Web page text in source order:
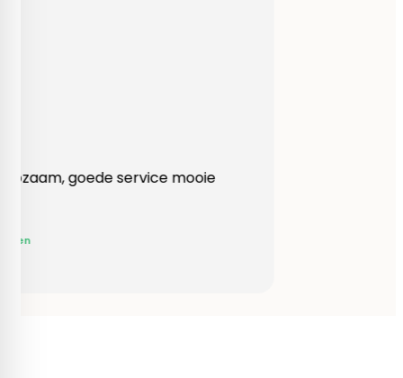
Heel behulpzaam, goede service mooie
Yvonne Claessen